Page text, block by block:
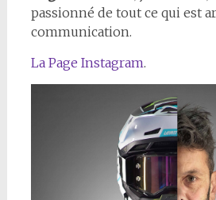
passionné de tout ce qui est
communication.
La Page Instagram.